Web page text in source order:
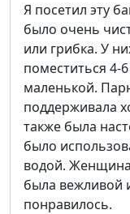
Я посетил эту
было очень
или грибка. У
поместиться 4-
маленькой.
поддерживала
также была
было
водой.
была вежливой
понравилось.